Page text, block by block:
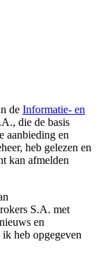
de Informatie- en
die de basis
aanbieding en
heb gelezen en
kan afmelden
S.A. met
en
heb opgegeven